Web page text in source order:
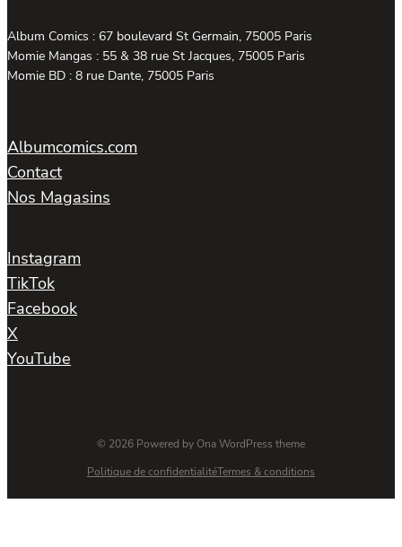
Album Comics : 67 boulevard St Germain, 75005 Paris
Momie Mangas : 55 & 38 rue St Jacques, 75005 Paris
Momie BD : 8 rue Dante, 75005 Paris
Albumcomics.com
Contact
Nos Magasins
Instagram
TikTok
Facebook
X
YouTube
© 2026 Powered by Ona WordPress theme
Politique de confidentialitéTermes & conditions